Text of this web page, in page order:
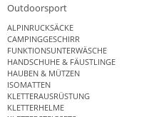
Outdoorsport
ALPINRUCKSÄCKE
CAMPINGGESCHIRR
FUNKTIONSUNTERWÄSCHE
HANDSCHUHE & FÄUSTLINGE
HAUBEN & MÜTZEN
ISOMATTEN
KLETTERAUSRÜSTUNG
KLETTERHELME